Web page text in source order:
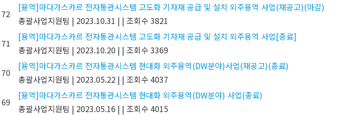
72
[용역]마다가스카르 전자통관시스템 고도화 기자재 공급 및 설치 외주용역 사업(재공고)(마감)
총괄사업지원팀 | 2023.10.31 | | 조회수 3821
71
[용역]마다가스카르 전자통관시스템 고도화 기자재 공급 및 설치 외주용역 사업[종료]
총괄사업지원팀 | 2023.10.20 | | 조회수 3369
70
[용역]마다가스카르 전자통관시스템 현대화 외주용역(DW분야)사업(재공고)(종료)
총괄사업지원팀 | 2023.05.22 | | 조회수 4037
69
[용역]마다가스카르 전자통관시스템 현대화 외주용역(DW분야) 사업(종료)
총괄사업지원팀 | 2023.05.16 | | 조회수 4015